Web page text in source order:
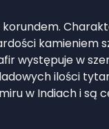
kamieniem
występuje w
ilości
w Indiach i są